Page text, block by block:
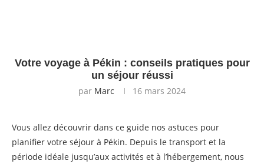
Votre voyage à Pékin : conseils pratiques pour
un séjour réussi
par Marc 16 mars 2024
Vous allez découvrir dans ce guide nos astuces pour
planifier votre séjour à Pékin. Depuis le transport et la
période idéale jusqu’aux activités et à l’hébergement, nous